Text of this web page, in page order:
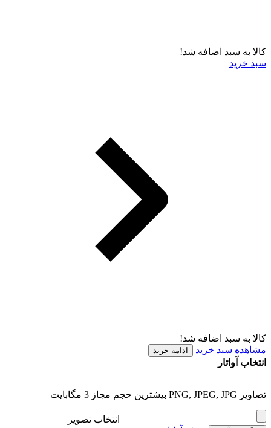
کالا به سبد اضافه شد!
سبد خرید
کالا به سبد اضافه شد!
مشاهده سبد خرید
ادامه خرید
انتخاب آواتار
تصاویر PNG, JPEG, JPG بیشترین حجم مجاز 3 مگابایت
انتخاب تصویر